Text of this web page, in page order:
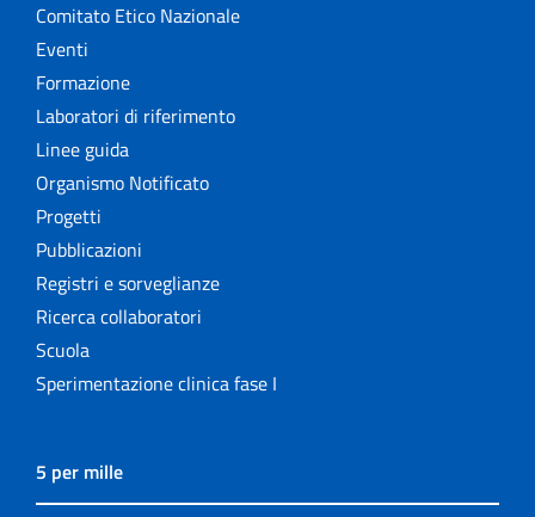
Comitato Etico Nazionale
Eventi
Formazione
Laboratori di riferimento
Linee guida
Organismo Notificato
Progetti
Pubblicazioni
Registri e sorveglianze
Ricerca collaboratori
Scuola
Sperimentazione clinica fase I
5 per mille